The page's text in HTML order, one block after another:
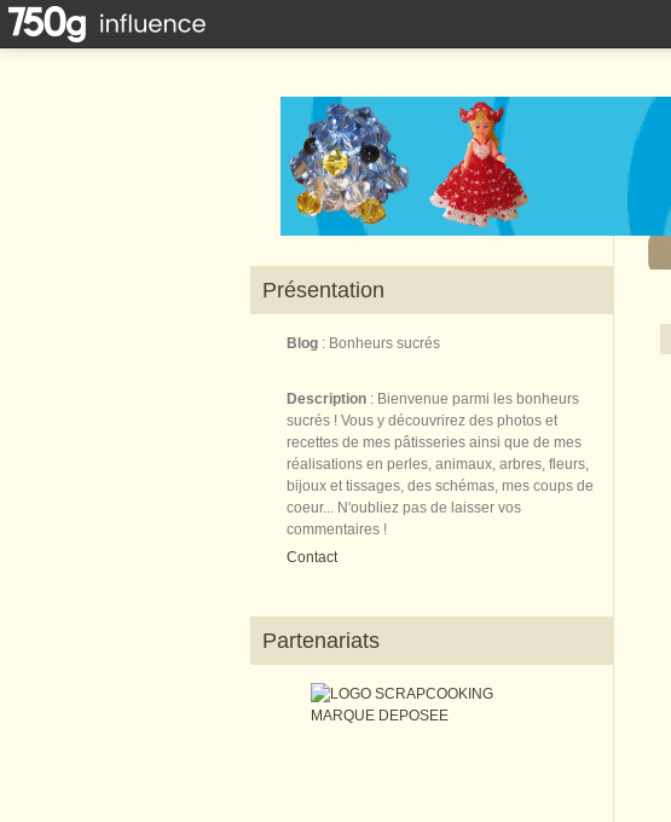
Présentation
Blog : Bonheurs sucrés
Description : Bienvenue parmi les bonheurs
sucrés ! Vous y découvrirez des photos et
recettes de mes pâtisseries ainsi que de mes
réalisations en perles, animaux, arbres, fleurs,
bijoux et tissages, des schémas, mes coups de
coeur... N'oubliez pas de laisser vos
commentaires !
Contact
Partenariats